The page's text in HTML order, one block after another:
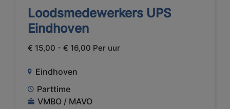
Loodsmedewerkers UPS
Eindhoven
€ 15,00 - € 16,00 Per uur
Eindhoven
Parttime
VMBO / MAVO